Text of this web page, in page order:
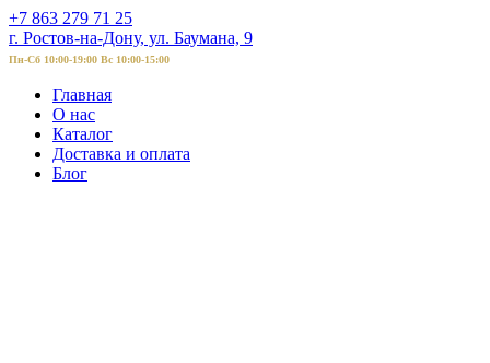
+7 863 279 71 25
г. Ростов-на-Дону, ул. Баумана, 9
Пн-Сб 10:00-19:00 Вс 10:00-15:00
Главная
О нас
Каталог
Доставка и оплата
Блог